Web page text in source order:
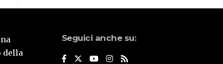
della
Seguici anche su: